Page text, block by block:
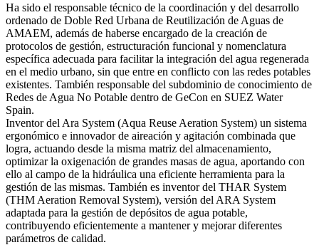
Ha sido el responsable técnico de la coordinación y del desarrollo
ordenado de Doble Red Urbana de Reutilización de Aguas de
AMAEM, además de haberse encargado de la creación de
protocolos de gestión, estructuración funcional y nomenclatura
específica adecuada para facilitar la integración del agua regenerada
en el medio urbano, sin que entre en conflicto con las redes potables
existentes. También responsable del subdominio de conocimiento de
Redes de Agua No Potable dentro de GeCon en SUEZ Water
Spain.
Inventor del Ara System (Aqua Reuse Aeration System) un sistema
ergonómico e innovador de aireación y agitación combinada que
logra, actuando desde la misma matriz del almacenamiento,
optimizar la oxigenación de grandes masas de agua, aportando con
ello al campo de la hidráulica una eficiente herramienta para la
gestión de las mismas. También es inventor del THAR System
(THM Aeration Removal System), versión del ARA System
adaptada para la gestión de depósitos de agua potable,
contribuyendo eficientemente a mantener y mejorar diferentes
parámetros de calidad.